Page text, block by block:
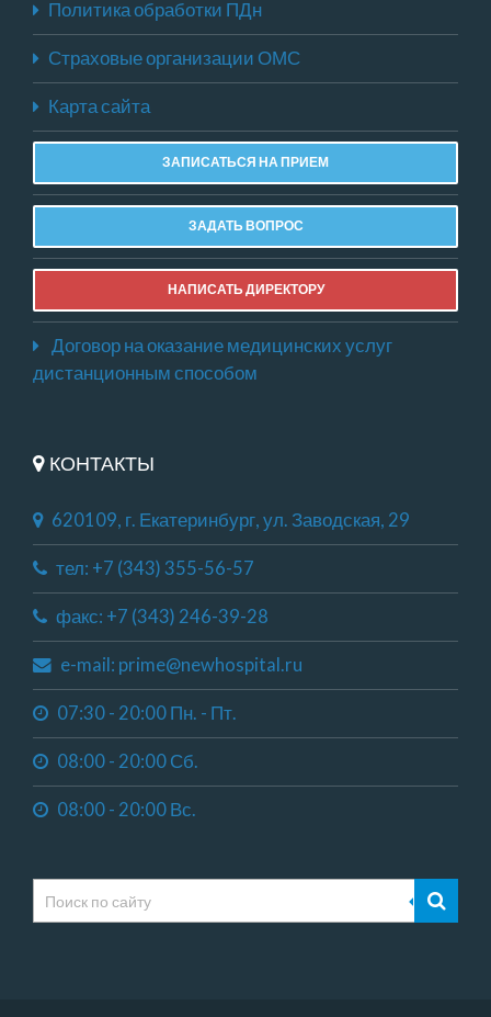
Политика обработки ПДн
Страховые организации ОМС
Карта сайта
ЗАПИСАТЬСЯ НА ПРИЕМ
ЗАДАТЬ ВОПРОС
НАПИСАТЬ ДИРЕКТОРУ
Договор на оказание медицинских услуг
дистанционным способом
КОНТАКТЫ
620109, г. Екатеринбург, ул. Заводская, 29
тел: +7 (343) 355-56-57
факс: +7 (343) 246-39-28
e-mail: prime@newhospital.ru
07:30 - 20:00 Пн. - Пт.
08:00 - 20:00 Сб.
08:00 - 20:00 Вс.